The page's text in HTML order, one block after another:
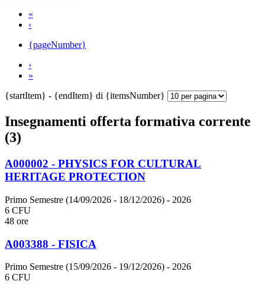
«
‹
{pageNumber}
›
»
{startItem} - {endItem} di {itemsNumber}
Insegnamenti offerta formativa corrente
(3)
A000002 - PHYSICS FOR CULTURAL
HERITAGE PROTECTION
Primo Semestre (14/09/2026 - 18/12/2026) - 2026
6 CFU
48 ore
A003388 - FISICA
Primo Semestre (15/09/2026 - 19/12/2026) - 2026
6 CFU